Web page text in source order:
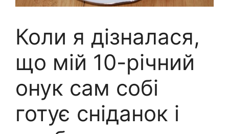
Коли я дізналася,
що мій 10-річний
онук сам собі
готує сніданок і